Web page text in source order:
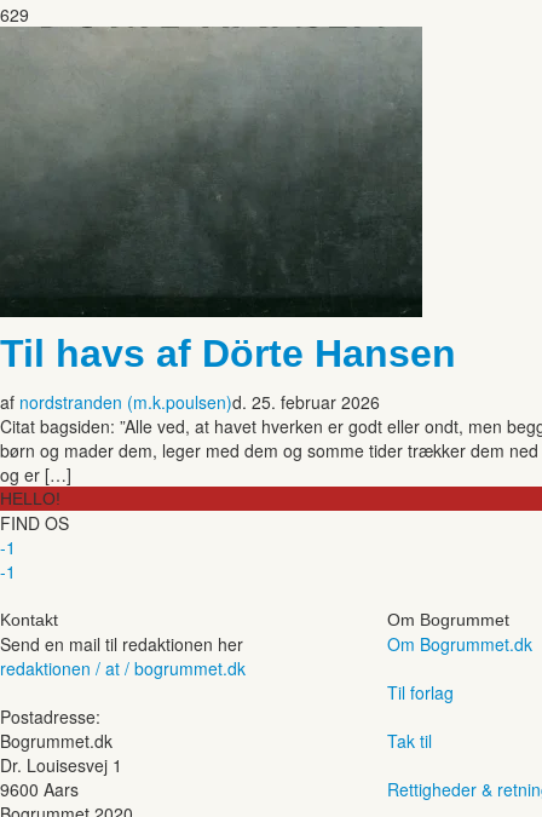
629
Til havs af Dörte Hansen
af nordstranden (m.k.poulsen)d. 25. februar 2026
Citat bagsiden: ”Alle ved, at havet hverken er godt eller ondt, men
børn og mader dem, leger med dem og somme tider trækker dem
og er […]
HELLO!
FIND OS
-1
-1
Kontakt
Send en mail til redaktionen her
redaktionen / at / bogrummet.dk
Postadresse:
Bogrummet.dk
Dr. Louisesvej 1
9600 Aars
Om Bogrummet
Om Bogrummet.dk
Til forlag
Tak til
Rettigheder &